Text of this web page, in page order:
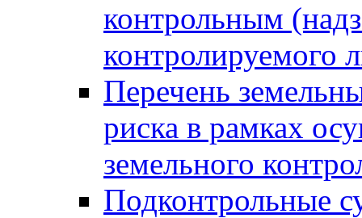
контрольным
контролируемого
Перечень
риска в рамках
земельного
Подконтрольные